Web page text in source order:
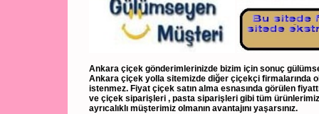
Ankara çiçek gönderimlerinizde bizim için sonuç
Ankara çiçek yolla sitemizde diğer çiçekçi firmalarında
istenmez. Fiyat çiçek satın alma esnasında görülen
ve çiçek siparişleri , pasta siparişleri gibi tüm
ayrıcalıklı müşterimiz olmanın avantajını yaşarsınız.